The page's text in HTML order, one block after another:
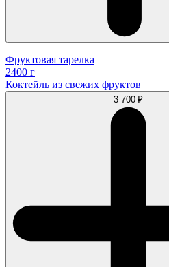
Фруктовая тарелка
2400 г
Коктейль из свежих фруктов
3 700 ₽